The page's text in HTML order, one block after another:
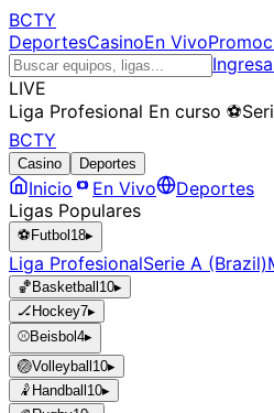
BCTY
DeportesCasinoEn Vivo
LIVE
Liga Profesional En curso ⚽
BCTY
Casino Deportes
Inicio En Vivo
Deportes
Ligas Populares
⚽ Futbol 18▸
Liga ProfesionalSerie A (Brazil)
🏀 Basketball 10▸
🏒 Hockey7▸
⚾Beisbol 4▸
🏐Volleyball 10▸
🤾 Handball 10▸